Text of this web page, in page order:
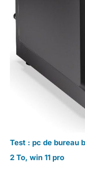
Test : pc de bureau
2 To, win 11 pro